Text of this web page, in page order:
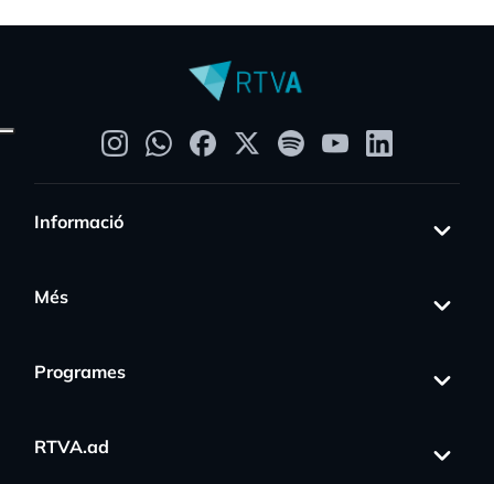
Informació
Més
Programes
RTVA.ad